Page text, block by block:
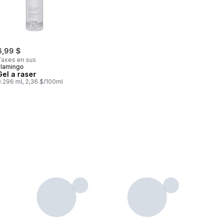
$
en sus
a raser
ml, 2,36 $/100ml